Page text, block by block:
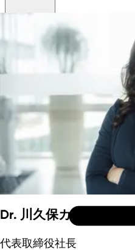
日本語
Dr. 川久保カロリーナ
代表取締役社長